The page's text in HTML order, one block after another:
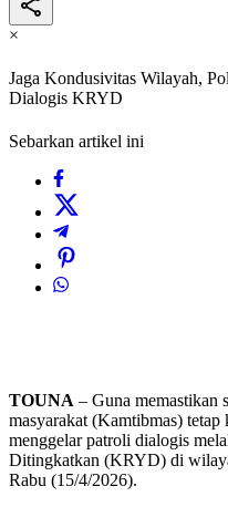
×
Jaga Kondusivitas Wilayah,
Dialogis KRYD
Sebarkan artikel ini
TOUNA – Guna memastikan
masyarakat (Kamtibmas)
menggelar patroli dialogis
Ditingkatkan (KRYD) di
Rabu (15/4/2026).